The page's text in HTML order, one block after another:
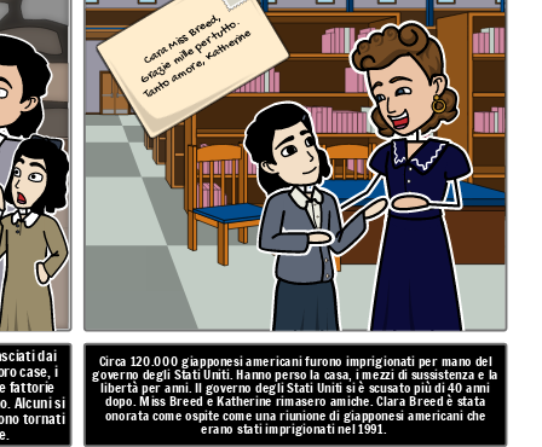
dai
case, i
fattorie
Alcuni si
tornati
Circa 120.000 giapponesi americani furono imprigionati per mano del
governo degli Stati Uniti. Hanno perso la casa, i mezzi di sussistenza e la
libertà per anni. Il governo degli Stati Uniti si è scusato più di 40 anni
dopo. Miss Breed e Katherine rimasero amiche. Clara Breed è stata
onorata come ospite come una riunione di giapponesi americani che
erano stati imprigionati nel 1991.
Cara Miss Breed,
Gr
a
zi
e
mill
e
p
er t
utt
o.
T
a
nt
o
a
m
or
e,
K
at
h
eri
n
e